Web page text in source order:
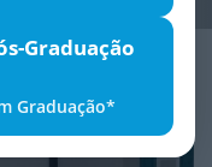
Graduação
Graduação*